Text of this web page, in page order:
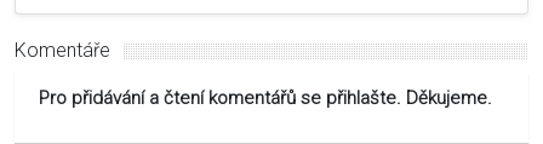
Komentáře
Pro přidávání a čtení komentářů se přihlašte. Děkujeme.